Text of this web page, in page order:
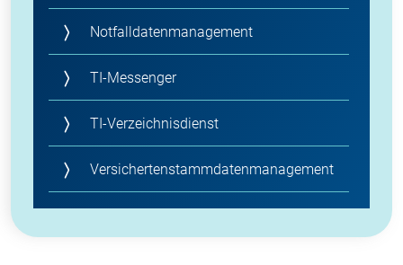
Notfalldatenmanagement
TI-Messenger
TI-Verzeichnisdienst
Versichertenstammdatenmanagement